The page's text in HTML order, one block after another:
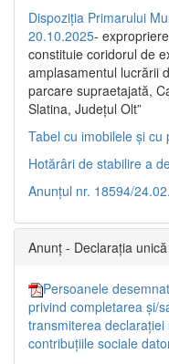
Dispoziția Primarului
20.10.2025-
constituie coridorul de
amplasamentul lucrării
parcare supraetajată,
Slatina, Județul Olt”
Tabel cu imobilele și cu
Hotărâri de stabilire a
Anunțul nr. 18594/
Anunț - Declarația
Persoanele
privind completarea și/
transmiterea
contribuțiile sociale